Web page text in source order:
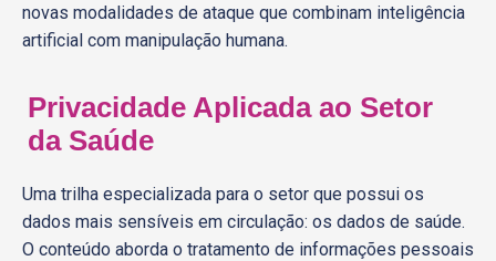
novas modalidades de ataque que combinam inteligência
artificial com manipulação humana.
Privacidade Aplicada ao Setor
da Saúde
Uma trilha especializada para o setor que possui os
dados mais sensíveis em circulação: os dados de saúde.
O conteúdo aborda o tratamento de informações pessoais